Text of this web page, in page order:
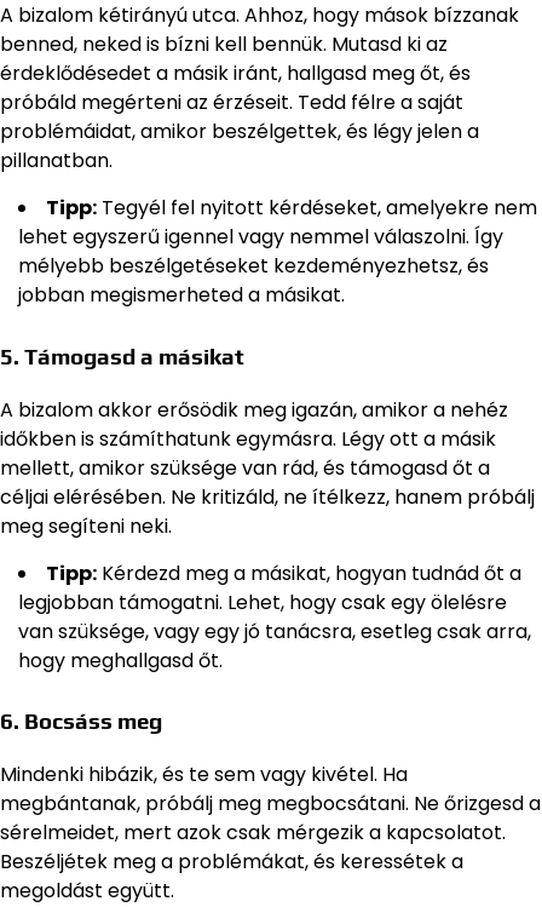
A bizalom kétirányú utca. Ahhoz, hogy mások bízzanak
benned, neked is bízni kell bennük. Mutasd ki az
érdeklődésedet a másik iránt, hallgasd meg őt, és
próbáld megérteni az érzéseit. Tedd félre a saját
problémáidat, amikor beszélgettek, és légy jelen a
pillanatban.
Tipp: Tegyél fel nyitott kérdéseket, amelyekre nem
lehet egyszerű igennel vagy nemmel válaszolni. Így
mélyebb beszélgetéseket kezdeményezhetsz, és
jobban megismerheted a másikat.
5. Támogasd a másikat
A bizalom akkor erősödik meg igazán, amikor a nehéz
időkben is számíthatunk egymásra. Légy ott a másik
mellett, amikor szüksége van rád, és támogasd őt a
céljai elérésében. Ne kritizáld, ne ítélkezz, hanem próbálj
meg segíteni neki.
Tipp: Kérdezd meg a másikat, hogyan tudnád őt a
legjobban támogatni. Lehet, hogy csak egy ölelésre
van szüksége, vagy egy jó tanácsra, esetleg csak arra,
hogy meghallgasd őt.
6. Bocsáss meg
Mindenki hibázik, és te sem vagy kivétel. Ha
megbántanak, próbálj meg megbocsátani. Ne őrizgesd a
sérelmeidet, mert azok csak mérgezik a kapcsolatot.
Beszéljétek meg a problémákat, és keressétek a
megoldást együtt.